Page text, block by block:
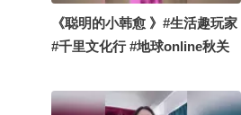
畅酷酷的 @音乐狐 @小狼正在
听
《聪明的小韩愈 》#生活趣玩家
#千里文化行 #地球online秋关